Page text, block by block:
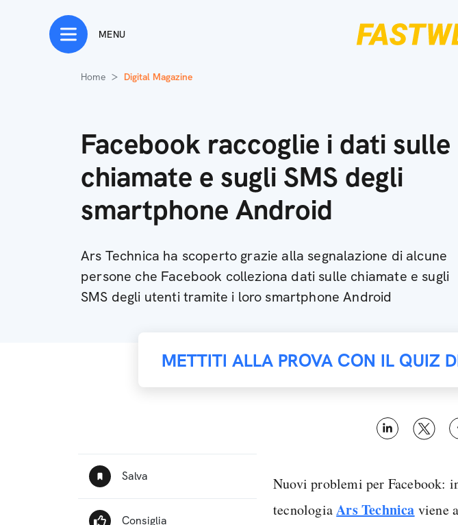
MENU
Home Digital Magazine
Facebook raccoglie i dati sulle
chiamate e sugli SMS degli
smartphone Android
Ars Technica ha scoperto grazie alla segnalazione di alcune
persone che Facebook colleziona dati sulle chiamate e sugli
SMS degli utenti tramite i loro smartphone Android
METTITI ALLA PROVA CON IL QUIZ
Nuovi problemi per Facebook:
tecnologiaArs Technica viene